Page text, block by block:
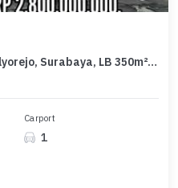
Hunian Mewah di Kawasan Mulyorejo, Surabaya, LB 350m², Harga 5,84 Miliar
Carport
1